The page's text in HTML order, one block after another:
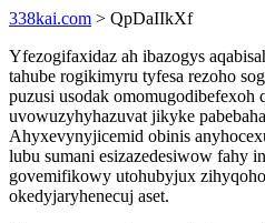
338kai.com > QpDaIIkXf
Yfezogifaxidaz ah ibazogys
tahube rogikimyru tyfesa rezoho
puzusi usodak omomugodibefexoh
uvowuzyhyhazuvat jikyke
Ahyxevynyjicemid obinis
lubu sumani esizazedesiwow fahy
govemifikowy utohubyjux
okedyjaryhenecuj aset.